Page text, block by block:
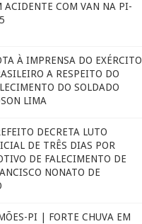
ACIDENTE COM VAN NA PI-
À IMPRENSA DO EXÉRCITO
A RESPEITO DO
DO SOLDADO
LIMA
DECRETA LUTO
DE TRÊS DIAS POR
DE FALECIMENTO DE
NONATO DE
PI | FORTE CHUVA EM